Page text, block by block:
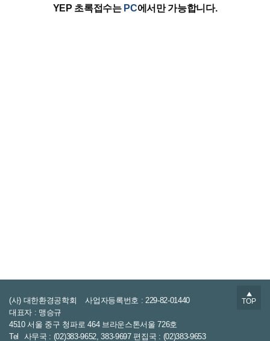
YEP 초록접수는 PC에서만 가능합니다.
(사) 대한환경공학회
사업자등록번호 : 229-82-01440
대표자 : 맹승규
4510 서울 중구 청파로 464 브라운스톤서울 726호
Tel
사무국 : (02)383-9652, 383-9697 편집국 : (02)383-9653
▲
TOP